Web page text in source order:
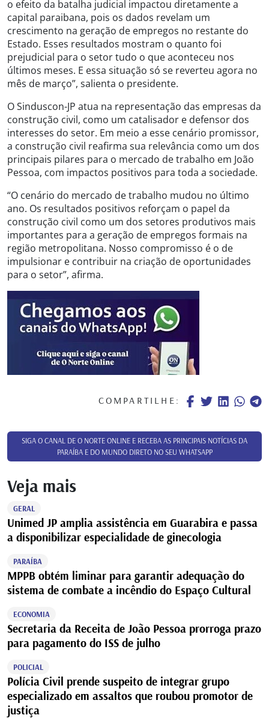
o efeito da batalha judicial impactou diretamente a
capital paraibana, pois os dados revelam um
crescimento na geração de empregos no restante do
Estado. Esses resultados mostram o quanto foi
prejudicial para o setor tudo o que aconteceu nos
últimos meses. E essa situação só se reverteu agora no
mês de março”, salienta o presidente.
O Sinduscon-JP atua na representação das empresas da
construção civil, como um catalisador e defensor dos
interesses do setor. Em meio a esse cenário promissor,
a construção civil reafirma sua relevância como um dos
principais pilares para o mercado de trabalho em João
Pessoa, com impactos positivos para toda a sociedade.
“O cenário do mercado de trabalho mudou no último
ano. Os resultados positivos reforçam o papel da
construção civil como um dos setores produtivos mais
importantes para a geração de empregos formais na
região metropolitana. Nosso compromisso é o de
impulsionar e contribuir na criação de oportunidades
para o setor”, afirma.
COMPARTILHE:
SIGA O CANAL DE O NORTE ONLINE E RECEBA AS PRINCIPAIS NOTÍCIAS DA
PARAÍBA E DO MUNDO DIRETO NO SEU WHATSAPP
Veja mais
GERAL
Unimed JP amplia assistência em Guarabira e passa
a disponibilizar especialidade de ginecologia
PARAÍBA
MPPB obtém liminar para garantir adequação do
sistema de combate a incêndio do Espaço Cultural
ECONOMIA
Secretaria da Receita de João Pessoa prorroga prazo
para pagamento do ISS de julho
POLICIAL
Polícia Civil prende suspeito de integrar grupo
especializado em assaltos que roubou promotor de
justiça